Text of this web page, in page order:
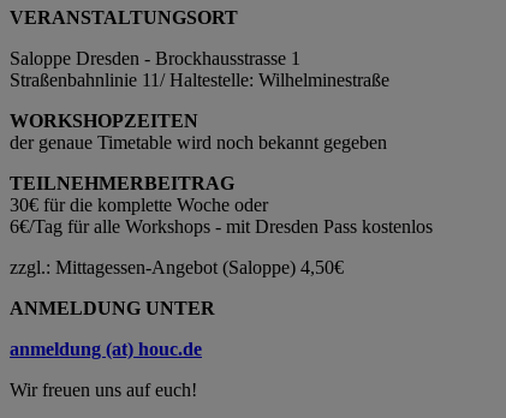
VERANSTALTUNGSORT
Saloppe Dresden - Brockhausstrasse 1
Straßenbahnlinie 11/ Haltestelle: Wilhelminestraße
WORKSHOPZEITEN
der genaue Timetable wird noch bekannt gegeben
TEILNEHMERBEITRAG
30€ für die komplette Woche oder
6€/Tag für alle Workshops - mit Dresden Pass kostenlos
zzgl.: Mittagessen-Angebot (Saloppe) 4,50€
ANMELDUNG UNTER
anmeldung (at) houc.de
Wir freuen uns auf euch!